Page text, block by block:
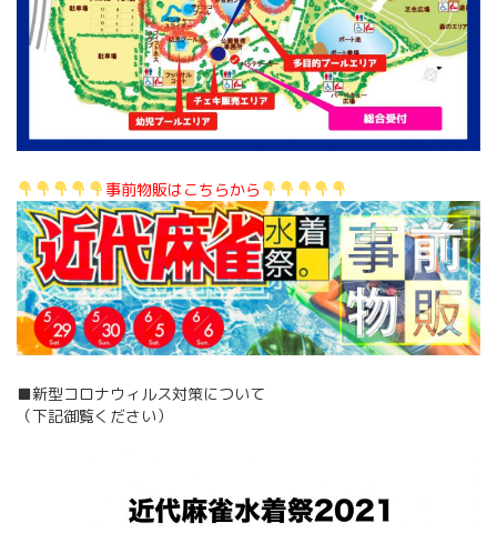
事前物販はこちらから
■新型コロナウィルス対策について
（下記御覧ください）